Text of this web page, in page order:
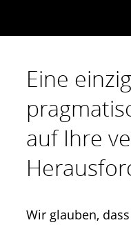
Eine
auf Ihre
Wir glauben,